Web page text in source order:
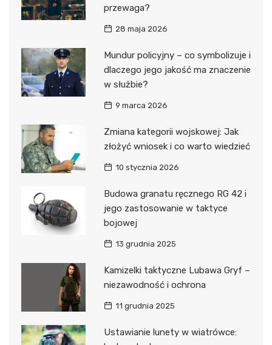
przewaga?
28 maja 2026
Mundur policyjny – co symbolizuje i
dlaczego jego jakość ma znaczenie
w służbie?
9 marca 2026
Zmiana kategorii wojskowej: Jak
złożyć wniosek i co warto wiedzieć
10 stycznia 2026
Budowa granatu ręcznego RG 42 i
jego zastosowanie w taktyce
bojowej
13 grudnia 2025
Kamizelki taktyczne Lubawa Gryf –
niezawodność i ochrona
11 grudnia 2025
Ustawianie lunety w wiatrówce: